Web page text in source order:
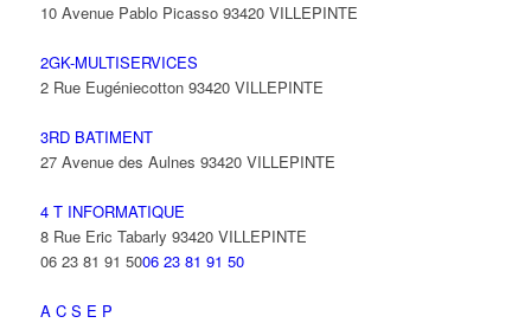
10 Avenue Pablo Picasso 93420 VILLEPINTE
2GK-MULTISERVICES
2 Rue Eugéniecotton 93420 VILLEPINTE
3RD BATIMENT
27 Avenue des Aulnes 93420 VILLEPINTE
4 T INFORMATIQUE
8 Rue Eric Tabarly 93420 VILLEPINTE
06 23 81 91 5006 23 81 91 50
A C S E P